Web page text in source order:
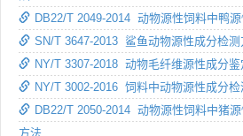
DB22/T 2049-2014 动物源性饲料中鸭
SN/T 3647-2013 鲨鱼动物源性成分检
NY/T 3307-2018 动物毛纤维源性成分
NY/T 3002-2016 饲料中动物源性成分
DB22/T 2050-2014 动物源性饲料中猪
方法